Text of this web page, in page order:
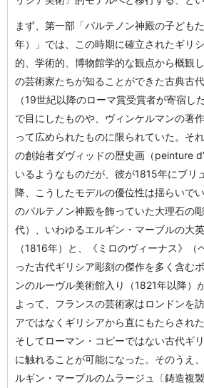
まず、第一部「パルテノン神殿の子ども
年）」では、この時期に確立されたギリ
的、学術的、博物館学的な観点から概観
の芸術家たちが知ることができた古典古
（19世紀以降のローマ賞受賞者が寄宿し
で目にしたものや、ヴィンケルマンの著
って広められたものに限られていた。そ
の創始者ダヴィッドの歴史画（peinture
いるようなものだが、彼が1815年にブリ
降、こうしたモデルの優位性は揺らいで
のパルテノン神殿を飾っていた大理石の
代）、いわゆるエルギン・マーブルの大
（1816年）と、《ミロのヴィーナス》（
った古代ギリシア彫刻の傑作を多く含む
ンのルーヴル美術館入り（1821年以降）
よって、フランスの芸術家はロンドンを
アではなくギリシアから直にもたらされ
そしてローマン・コピーではない古代ギ
に触れることが可能になった。そのうえ
ルギン・マーブルのムラージュ〔鋳造複